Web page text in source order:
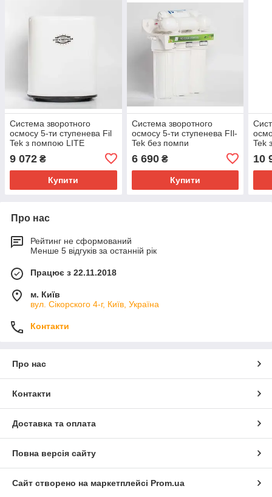
Система зворотного
осмосу 5-ти ступенева Fil
Tek з помпою LITE
9 072 ₴
Купити
Система зворотного
осмосу 5-ти ступенева FIl-
Tek без помпи
6 690₴
Купити
Tek
10
Про нас
Рейтинг не сформований
Менше 5 відгуків за останній рік
Працює з 22.11.2018
м. Київ
вул. Сікорского 4-г, Київ, Україна
Контакти
Про нас
Контакти
Доставка та оплата
Повна версія сайту
Сайт створено на маркетплейсі Prom.ua